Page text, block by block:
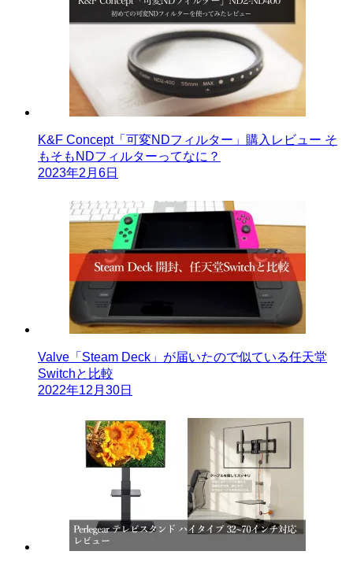
K&F Concept「可変NDフィルター」購入レビュー そ
もそもNDフィルターってなに？
2023年2月6日
Valve「Steam Deck」が届いたので似ている任天堂
Switchと比較
2022年12月30日